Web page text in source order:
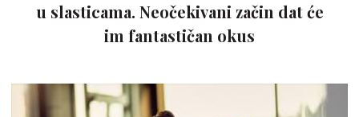
u slasticama. Neočekivani začin dat će
im fantastičan okus